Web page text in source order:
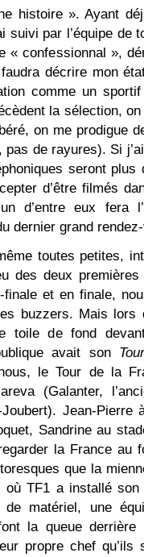
histoire ». Ayant
suivi par l’équipe de
« confessionnal »,
décrire mon
comme un
la sélection, on
on me prodigue
de rayures). Si
seront
d’être filmés
d’entre eux fera
dernier grand
toutes petites,
des deux
finale et en finale,
buzzers. Mais lors
toile de fond
avait son
le Tour de la
(Galanter,
Joubert). Jean-
Sandrine au
la France au
que la
où TF1 a installé
matériel, une
la queue
propre chef qu’ils